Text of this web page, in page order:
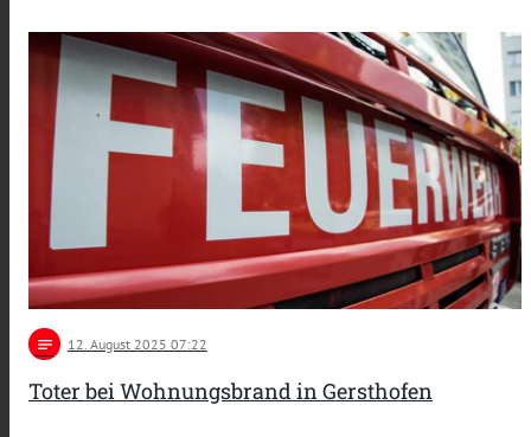
notes 12 . August 2025 07:22
Toter bei Wohnungsbrand in Gersthofen